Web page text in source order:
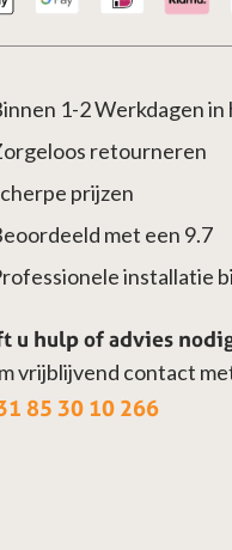
1-2 Werkdagen in
retourneren
prijzen
met een 9.7
installatie
u hulp of advies
vrijblijvend contact
85 30 10 266